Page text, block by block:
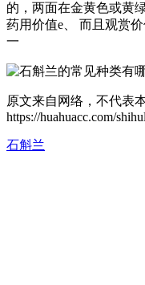
的，两面在金黄色或黄
药用价值e、 而且观赏
一
原文来自网络，不代表
https://huahuacc.com/
石斛兰